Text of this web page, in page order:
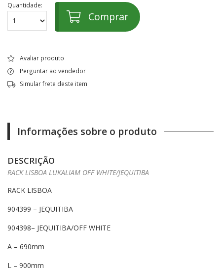
Quantidade:
Comprar
Avaliar produto
Perguntar ao vendedor
Simular frete deste item
Informações sobre o produto
DESCRIÇÃO
RACK LISBOA LUKALIAM OFF WHITE/JEQUITIBA
RACK LISBOA
904399 – JEQUITIBA
904398– JEQUITIBA/OFF WHITE
A – 690mm
L – 900mm